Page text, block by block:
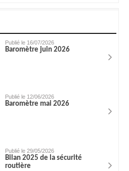
Publié le 16/07/2026
Baromètre juin 2026
Publié le 12/06/2026
Baromètre mai 2026
Publié le 29/05/2026
Bilan 2025 de la sécurité
routière